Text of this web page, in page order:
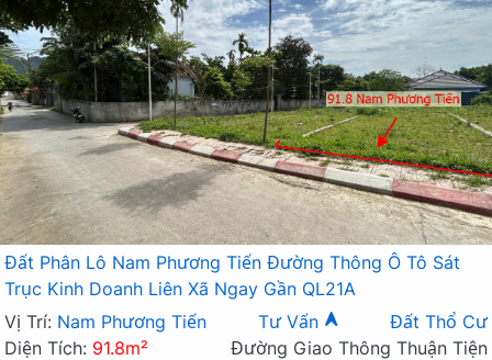
Đất Phân Lô Nam Phương Tiến Đường Thông Ô Tô Sát
Trục Kinh Doanh Liên Xã Ngay Gần QL21A
Vị Trí: Nam Phương Tiến Tư Vấn
Đất Thổ Cư
Diện Tích: 91.8m²
Đường Giao Thông Thuận Tiện